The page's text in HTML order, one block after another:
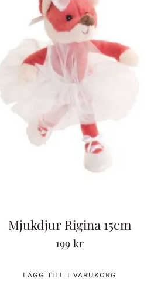
Mjukdjur Rigina 15cm
199 kr
LÄGG TILL I VARUKORG